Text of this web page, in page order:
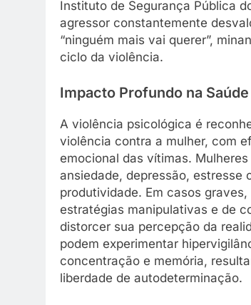
Instituto de Segurança Pública
agressor constantemente
“ninguém mais vai querer”,
ciclo da violência.
Impacto Profundo na
A violência psicológica é
violência contra a mulher, com
emocional das vítimas.
ansiedade, depressão, estresse
produtividade. Em casos
estratégias manipulativas e de
distorcer sua percepção da
podem experimentar
concentração e memória,
liberdade de autodeterminação.